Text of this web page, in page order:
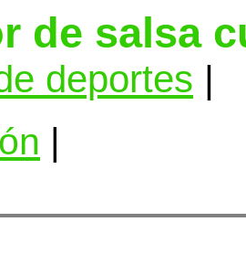
de salsa
deportes |